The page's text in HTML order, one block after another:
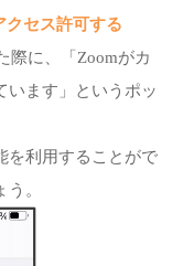
セス許可する
際に、「Zoomがカ
います」というポッ
を利用することがで
。